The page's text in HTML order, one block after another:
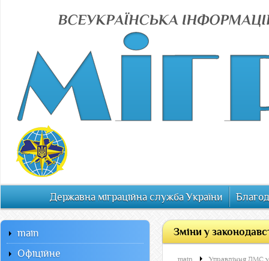
Державна міграційна служба України
Зміни у
main
Офiцiйне